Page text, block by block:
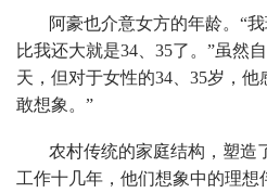
阿豪也介意女方的年龄。“
比我还大就是34、35了。”虽然
天，但对于女性的34、35岁，他
敢想象。”
农村传统的家庭结构，塑造
工作十几年，他们想象中的理想